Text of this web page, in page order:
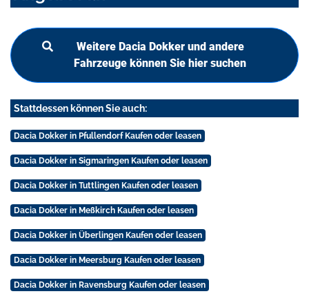
Weitere Dacia Dokker und andere
Fahrzeuge können Sie hier suchen
Stattdessen können Sie auch:
Dacia Dokker in Pfullendorf Kaufen oder leasen
Dacia Dokker in Sigmaringen Kaufen oder leasen
Dacia Dokker in Tuttlingen Kaufen oder leasen
Dacia Dokker in Meßkirch Kaufen oder leasen
Dacia Dokker in Überlingen Kaufen oder leasen
Dacia Dokker in Meersburg Kaufen oder leasen
Dacia Dokker in Ravensburg Kaufen oder leasen